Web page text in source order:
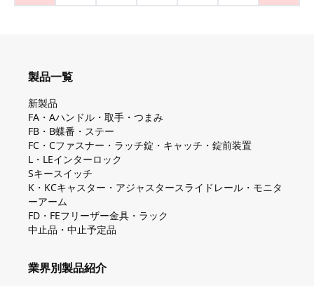
製品一覧
新製品
FA・Aハンドル・取手・つまみ
FB・B蝶番・ステー
FC・Cファスナー・ラッチ錠・キャッチ・錠前装置
L・LEインターロック
Sキースイッチ
K・KCキャスター・アジャスタースライドレール・モニタ
ーアーム
FD・FEフリーザー金具・ラック
中止品・中止予定品
業界別製品紹介